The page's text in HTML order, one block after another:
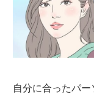
自分に合ったパ